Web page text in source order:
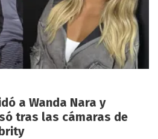
a Wanda Nara y
tras las cámaras de